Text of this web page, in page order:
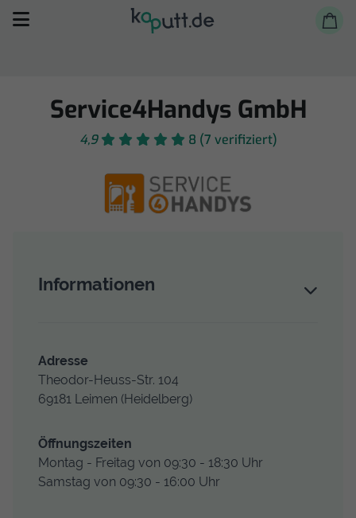
Selbst reparieren
Reparieren lassen
Service4Handys GmbH
4,9 8 (7 verifiziert)
Informationen
Adresse
Theodor-Heuss-Str. 104
69181
Leimen (Heidelberg)
Öffnungs­zeiten
Montag - Freitag von 09:30 - 18:30 Uhr
Samstag von 09:30 - 16:00 Uhr